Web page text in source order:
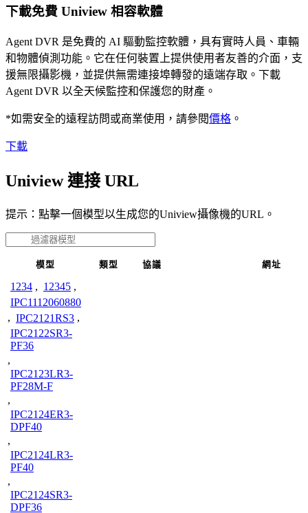
下載免費 Uniview 相容軟體
Agent DVR 是免費的 AI 驅動監控軟體，具有實時人員、車輛
和物體偵測功能。它在任何裝置上提供使用者友善的介面，支
援無限攝影機，並提供無需連接埠轉發的遠端存取。下載
Agent DVR 以全天候監控和保護您的財產。
*如需安全的遠程訪問或商業使用，請參閱價格 。
下載
Uniview 連接 URL
提示：點擊一個模型以生成您的Uniview攝像機的URL。
模型 類型 協議 網址
1234 , 12345 ,
IPC1112060880
, IPC2121RS3 ,
IPC2122SR3-
PF36
,
IPC2123LR3-
PF28M-F
,
IPC2124ER3-
DPF40
,
IPC2124LR3-
PF40
,
IPC2124SR3-
DPF36